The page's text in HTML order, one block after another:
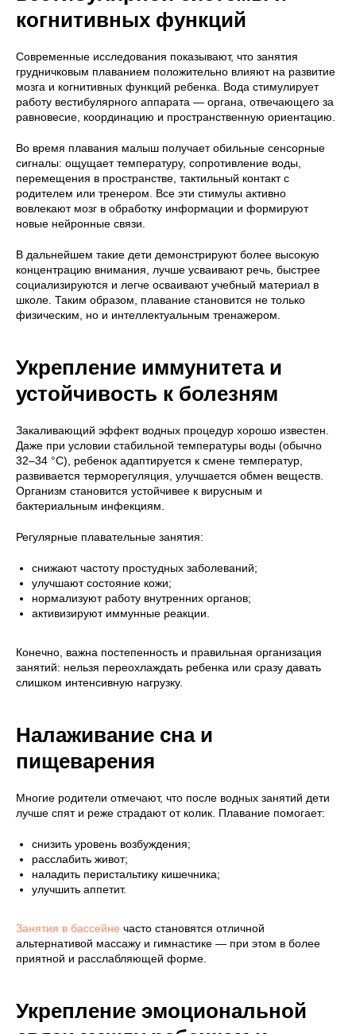
когнитивных функций
Современные исследования показывают, что занятия
грудничковым плаванием положительно влияют на развитие
мозга и когнитивных функций ребенка. Вода стимулирует
работу вестибулярного аппарата — органа, отвечающего за
равновесие, координацию и пространственную ориентацию.
Во время плавания малыш получает обильные сенсорные
сигналы: ощущает температуру, сопротивление воды,
перемещения в пространстве, тактильный контакт с
родителем или тренером. Все эти стимулы активно
вовлекают мозг в обработку информации и формируют
новые нейронные связи.
В дальнейшем такие дети демонстрируют более высокую
концентрацию внимания, лучше усваивают речь, быстрее
социализируются и легче осваивают учебный материал в
школе. Таким образом, плавание становится не только
физическим, но и интеллектуальным тренажером.
Укрепление иммунитета и
устойчивость к болезням
Закаливающий эффект водных процедур хорошо известен.
Даже при условии стабильной температуры воды (обычно
32–34 °C), ребенок адаптируется к смене температур,
развивается терморегуляция, улучшается обмен веществ.
Организм становится устойчивее к вирусным и
бактериальным инфекциям.
Регулярные плавательные занятия:
снижают частоту простудных заболеваний;
улучшают состояние кожи;
нормализуют работу внутренних органов;
активизируют иммунные реакции.
Конечно, важна постепенность и правильная организация
занятий: нельзя переохлаждать ребенка или сразу давать
слишком интенсивную нагрузку.
Налаживание сна и
пищеварения
Многие родители отмечают, что после водных занятий дети
лучше спят и реже страдают от колик. Плавание помогает:
снизить уровень возбуждения;
расслабить живот;
наладить перистальтику кишечника;
улучшить аппетит.
Занятия в бассейне часто становятся отличной
альтернативой массажу и гимнастике — при этом в более
приятной и расслабляющей форме.
Укрепление эмоциональной